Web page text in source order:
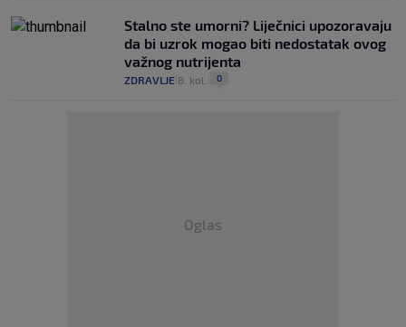
Stalno ste umorni? Liječnici upozoravaju
da bi uzrok mogao biti nedostatak ovog
važnog nutrijenta
ZDRAVLJE 8. kol. 0
Oglas